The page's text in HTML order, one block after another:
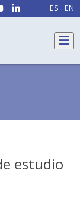
ES EN
estudio